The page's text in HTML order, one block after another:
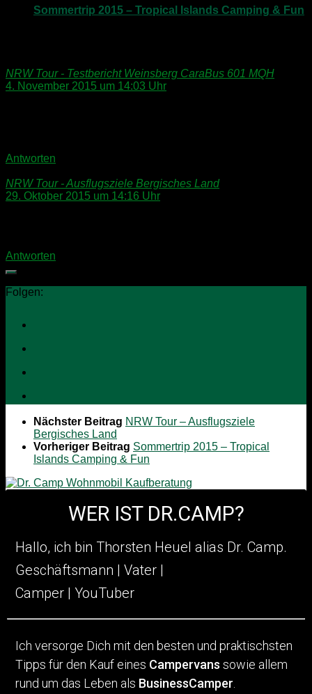
Sommertrip 2015 – Tropical Islands Camping & Fun
NRW Tour - Testbericht Weinsberg CaraBus 601 MQH
4. November 2015 um 14:03 Uhr
Antworten
NRW Tour - Ausflugsziele Bergisches Land
29. Oktober 2015 um 14:16 Uhr
Antworten
Folgen:
Nächster Beitrag NRW Tour – Ausflugsziele
Bergisches Land
Vorheriger Beitrag Sommertrip 2015 – Tropical
Islands Camping & Fun
WER IST DR.CAMP?
Hallo, ich bin Thorsten Heuel alias Dr. Camp.
Geschäftsmann | Vater |
Camper | YouTuber
Ich versorge Dich mit den besten und praktischsten
Tipps für den Kauf eines Campervans sowie allem
rund um das Leben als BusinessCamper